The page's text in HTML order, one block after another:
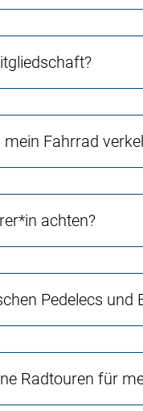
Fahrrad
achten?
Pedelecs und
Radtouren für